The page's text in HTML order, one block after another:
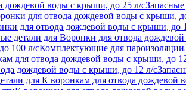
дождевой воды с крыши, до 25 л/с
для отвода дождевой воды с крыши,
для отвода дождевой воды с крыши, до
детали для Воронки для отвода
100 л/сКомплектующие для пароизоляции
для отвода дождевой воды с крыши, до
дождевой воды с крыши, до 12 л/с
для К воронкам для отвода дождевой